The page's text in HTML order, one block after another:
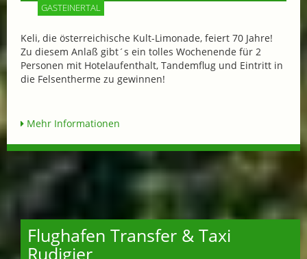
GASTEINERTAL
Keli, die österreichische Kult-Limonade, feiert 70 Jahre!
Zu diesem Anlaß gibt´s ein tolles Wochenende für 2
Personen mit Hotelaufenthalt, Tandemflug und Eintritt in
die Felsentherme zu gewinnen!
Mehr Informationen
Flughafen Transfer & Taxi
Rudigier